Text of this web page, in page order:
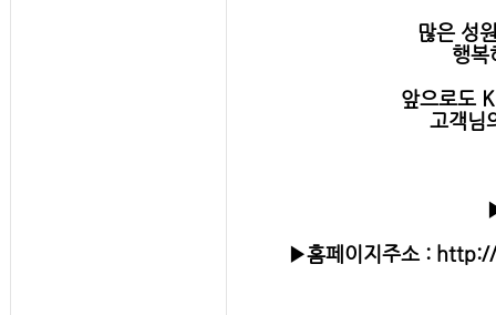
많은 성
행복
앞으로도
고객님
▶홈페이지주소 :